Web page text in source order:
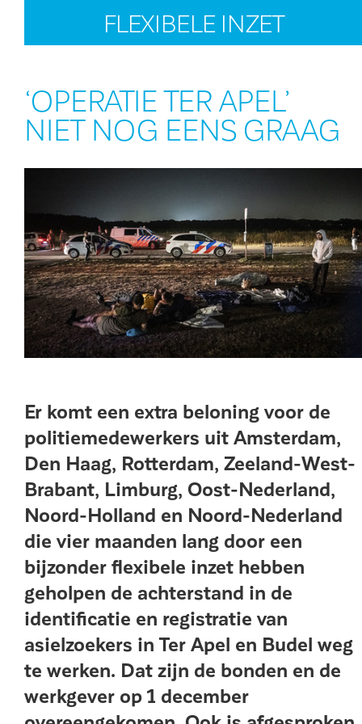
FLEXIBELE INZET
‘OPERATIE TER APEL’
NIET NOG EENS GRAAG
Er komt een extra beloning voor de
politiemedewerkers uit Amsterdam,
Den Haag, Rotterdam, Zeeland-West-
Brabant, Limburg, Oost-Nederland,
Noord-Holland en Noord-Nederland
die vier maanden lang door een
bijzonder flexibele inzet hebben
geholpen de achterstand in de
identificatie en registratie van
asielzoekers in Ter Apel en Budel weg
te werken. Dat zijn de bonden en de
werkgever op 1 december